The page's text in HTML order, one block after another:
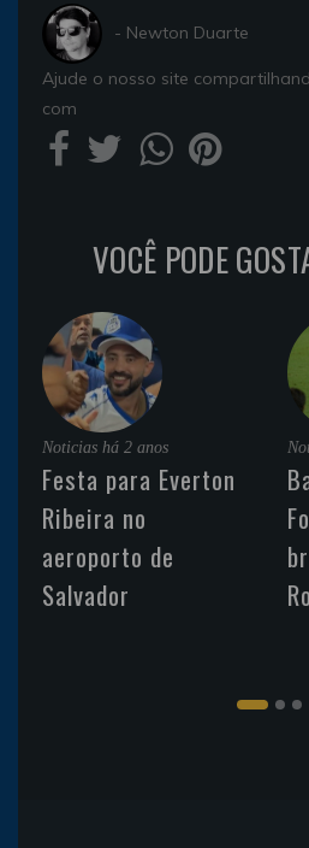
- Newton Duarte
Ajude o nosso site
com
VOCÊ PODE
Noticias há 2 anos
Festa para Everton
Ribeira no
aeroporto de
Salvador